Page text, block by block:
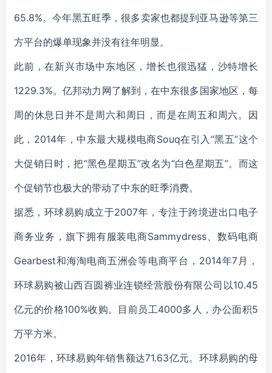
65.8%。今年黑五旺季，很多卖家也都提到亚马逊等第三
方平台的爆单现象并没有往年明显。
此前，在新兴市场中东地区，增长也很迅猛，沙特增长
1229.3%。亿邦动力网了解到，在中东很多国家地区，每
周的休息日并不是周六和周日，而是在周五和周六。因
此，2014年，中东最大规模电商Souq在引入“黑五”这个
大促销日时，把“黑色星期五”改名为“白色星期五”。而这
个促销节也极大的带动了中东的旺季消费。
据悉，环球易购成立于2007年，专注于跨境进出口电子
商务业务，旗下拥有服装电商Sammydress、数码电商
Gearbest和海淘电商五洲会等电商平台，2014年7月，
环球易购被山西百圆裤业连锁经营股份有限公司以10.45
亿元的价格100%收购。目前员工4000多人，办公面积5
万平方米。
2016年，环球易购年销售额达71.63亿元。环球易购的母